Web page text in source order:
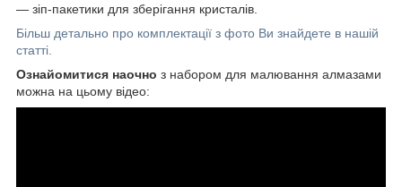
― зіп-пакетики для зберігання кристалів.
Більш детально про комплектації з фото Ви знайдете в нашій
статті.
Ознайомитися наочно з набором для малювання алмазами
можна на цьому відео: